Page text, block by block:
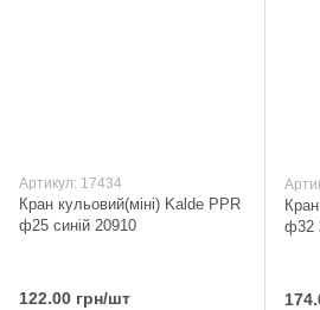
Артикул: 17434
Кран кульовий(міні) Kalde PPR
ф25 синій 20910
122.00 грн/шт
ф32